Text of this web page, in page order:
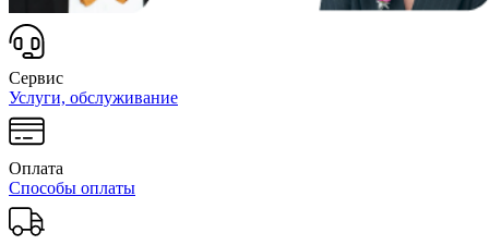
Сервис
Услуги, обслуживание
Оплата
Способы оплаты